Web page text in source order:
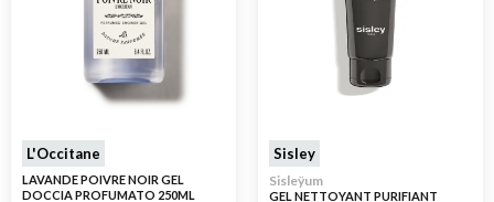
L'Occitane
LAVANDE POIVRE NOIR GEL
DOCCIA PROFUMATO 250ML
Sisley
Sisleÿum
GEL NETTOYANT PURIFIANT